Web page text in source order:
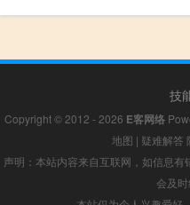
技
Copyright © 2012 - 2026 E客网络
地图 | 疑难解答
声明：本站内容来自互联网，如信息
会及